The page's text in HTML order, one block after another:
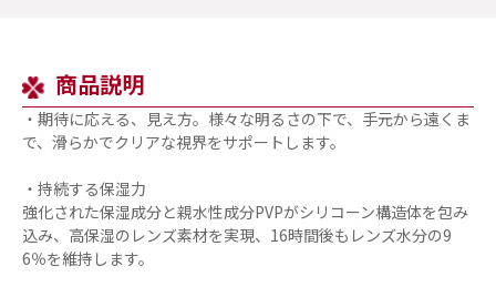
商品説明
・期待に応える、見え方。様々な明るさの下で、手元から遠くま
で、滑らかでクリアな視界をサポートします。
・持続する保湿力
強化された保湿成分と親水性成分PVPがシリコーン構造体を包み
込み、高保湿のレンズ素材を実現、16時間後もレンズ水分の9
6％を維持します。